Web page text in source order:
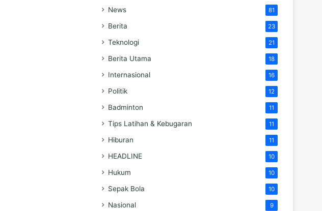
News 81
Berita 23
Teknologi 21
Berita Utama 18
Internasional 16
Politik 12
Badminton 11
Tips Latihan & Kebugaran 11
Hiburan 11
HEADLINE 10
Hukum 10
Sepak Bola 10
Nasional 9